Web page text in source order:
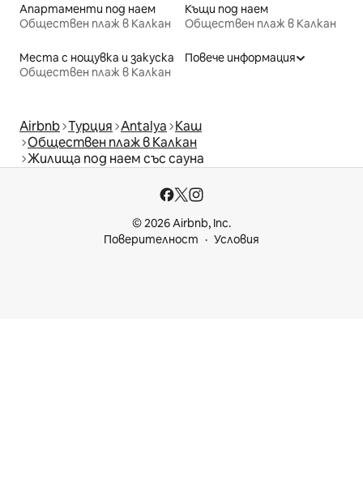
Апартаменти под наем
Обществен плаж в Калкан
Къщи под наем
Обществен плаж в Калкан
Места с нощувка и закуска
Обществен плаж в Калкан
Повече информация
Airbnb Турция Antalya Каш
Обществен плаж в Калкан
Жилища под наем със сауна
© 2026 Airbnb, Inc.
Поверителност
Условия